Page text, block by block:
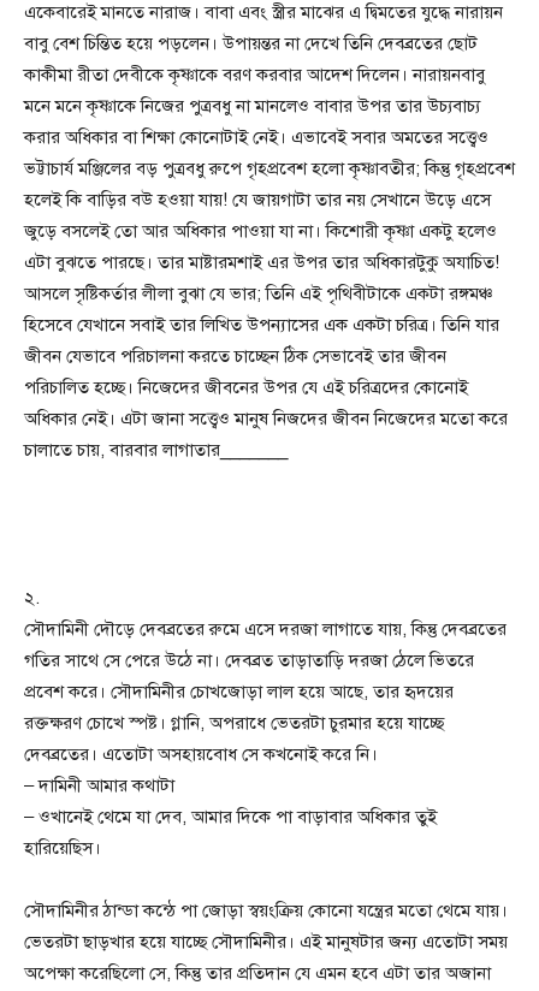
একেবারেই মানতে নারাজ। বাবা এবং স্ত্রীর মাঝের এ দ্বিমতের যুদ্ধে নারায়ন
বাবু বেশ চিন্তিত হয়ে পড়লেন। উপায়ন্তর না দেখে তিনি দেবব্রতের ছোট
কাকীমা রীতা দেবীকে কৃষ্ণাকে বরণ করবার আদেশ দিলেন। নারায়নবাবু
মনে মনে কৃষ্ণাকে নিজের পুত্রবধু না মানলেও বাবার উপর তার উচ্যবাচ্য
করার অধিকার বা শিক্ষা কোনোটাই নেই। এভাবেই সবার অমতের সত্ত্বেও
ভট্টাচার্য মঞ্জিলের বড় পুত্রবধু রুপে গৃহপ্রবেশ হলো কৃষ্ণাবতীর; কিন্তু গৃহপ্রবেশ
হলেই কি বাড়ির বউ হওয়া যায়! যে জায়গাটা তার নয় সেখানে উড়ে এসে
জুড়ে বসলেই তো আর অধিকার পাওয়া যা না। কিশোরী কৃষ্ণা একটু হলেও
এটা বুঝতে পারছে। তার মাষ্টারমশাই এর উপর তার অধিকারটুকু অযাচিত!
আসলে সৃষ্টিকর্তার লীলা বুঝা যে ভার; তিনি এই পৃথিবীটাকে একটা রঙ্গমঞ্চ
হিসেবে যেখানে সবাই তার লিখিত উপন্যাসের এক একটা চরিত্র। তিনি যার
জীবন যেভাবে পরিচালনা করতে চাচ্ছেন ঠিক সেভাবেই তার জীবন
পরিচালিত হচ্ছে। নিজেদের জীবনের উপর যে এই চরিত্রদের কোনোই
অধিকার নেই। এটা জানা সত্ত্বেও মানুষ নিজদের জীবন নিজেদের মতো করে
চালাতে চায়, বারবার লাগাতার_______
২.
সৌদামিনী দৌড়ে দেবব্রতের রুমে এসে দরজা লাগাতে যায়, কিন্তু দেবব্রতের
গতির সাথে সে পেরে উঠে না। দেবব্রত তাড়াতাড়ি দরজা ঠেলে ভিতরে
প্রবেশ করে। সৌদামিনীর চোখজোড়া লাল হয়ে আছে, তার হৃদয়ের
রক্তক্ষরণ চোখে স্পষ্ট। গ্লানি, অপরাধে ভেতরটা চুরমার হয়ে যাচ্ছে
দেবব্রতের। এতোটা অসহায়বোধ সে কখনোই করে নি।
– দামিনী আমার কথাটা
– ওখানেই থেমে যা দেব, আমার দিকে পা বাড়াবার অধিকার তুই
হারিয়েছিস।
সৌদামিনীর ঠান্ডা কন্ঠে পা জোড়া স্বয়ংক্রিয় কোনো যন্ত্রের মতো থেমে যায়।
ভেতরটা ছাড়খার হয়ে যাচ্ছে সৌদামিনীর। এই মানুষটার জন্য এতোটা সময়
অপেক্ষা করেছিলো সে, কিন্তু তার প্রতিদান যে এমন হবে এটা তার অজানা